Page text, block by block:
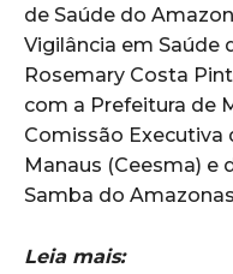
de Saúde do
Vigilância em Saúde
Rosemary Costa
com a Prefeitura de
Comissão Executiva
Manaus (Ceesma) e
Samba do
Leia mais: